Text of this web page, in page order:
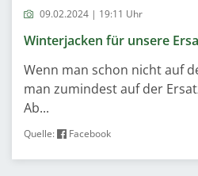
09.02.2024 | 19:11 Uhr
Winterjacken für unsere
Wenn man schon nicht auf
man zumindest auf der
Ab...
Quelle: Facebook